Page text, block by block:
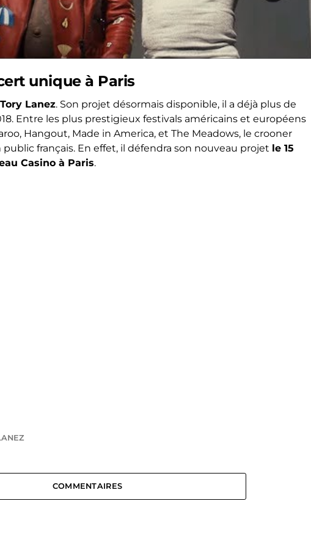
unique à Paris
Tory Lanez. Son projet désormais disponible, il a déjà plus de
Entre les plus prestigieux festivals américains et européens
Hangout, Made in America, et The Meadows, le crooner
français. En effet, il défendra son nouveau projet le 15
Casino à Paris.
COMMENTAIRES